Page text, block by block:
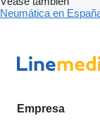
Neumática en
Empresa